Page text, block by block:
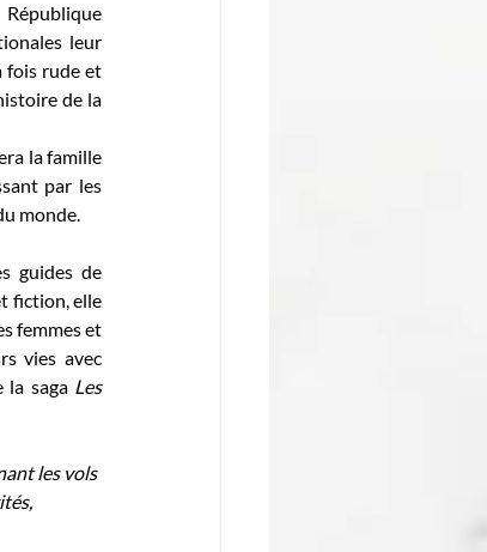
leur
fois rude et
de la
la famille
par les
monde.
guides de
fiction, elle
femmes et
vies avec
la saga Les
les vols